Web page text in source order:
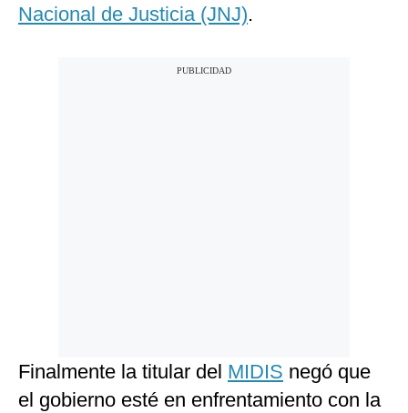
Nacional de Justicia (JNJ).
Finalmente la titular del MIDIS negó que
el gobierno esté en enfrentamiento con la